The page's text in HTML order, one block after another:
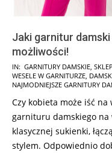
Jaki garnitur
możliwości!
2025-
09-
IN: GARNITURY DAMSKIE
WESELE W GARNITURZE
NAJMODNIEJSZE GARNITURY
Czy kobieta może iść
garnituru damskiego na
klasycznej sukienki,
stylem. Odpowiednio